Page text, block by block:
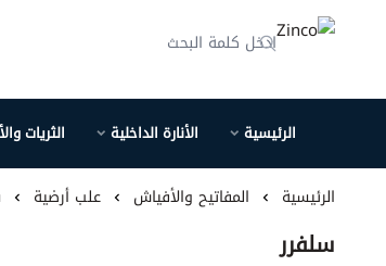
الرئيسية الأنارة الداخلية الثريات
الرئيسية المفاتيح والأفياش علب أرضية
سلفرر